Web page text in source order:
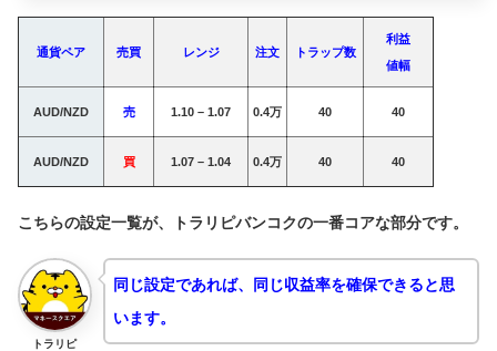
通貨ペア 売買 レンジ 注文 トラップ数
利益
値幅
AUD/NZD 売 1.10 – 1.07 0.4万 40 40
AUD/NZD 買 1.07 – 1.04 0.4万 40 40
こちらの設定一覧が、トラリピバンコクの一番コアな部分です。
トラリピ
同じ設定であれば、同じ収益率を確保できると思
います。